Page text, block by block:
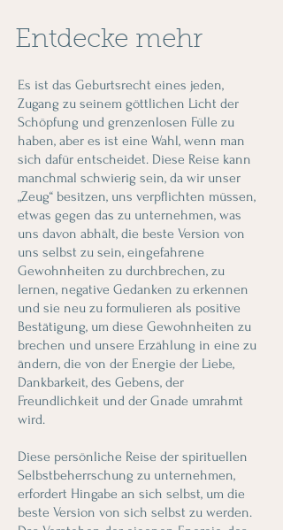
schwimmen, spazieren zu gehen, zu reisen,
und die Vielfalt der Menschheit zu lernen.
Entdecke mehr
Es ist das Geburtsrecht eines jeden,
Zugang zu seinem göttlichen Licht der
Schöpfung und grenzenlosen Fülle zu
haben, aber es ist eine Wahl, wenn man
sich dafür entscheidet. Diese Reise kann
manchmal schwierig sein, da wir unser
„Zeug“ besitzen, uns verpflichten müssen,
etwas gegen das zu unternehmen, was
uns davon abhält, die beste Version von
uns selbst zu sein, eingefahrene
Gewohnheiten zu durchbrechen, zu
lernen, negative Gedanken zu erkennen
und sie neu zu formulieren als positive
Bestätigung, um diese Gewohnheiten zu
brechen und unsere Erzählung in eine zu
ändern, die von der Energie der Liebe,
Dankbarkeit, des Gebens, der
Freundlichkeit und der Gnade umrahmt
wird.
Diese persönliche Reise der spirituellen
Selbstbeherrschung zu unternehmen,
erfordert Hingabe an sich selbst, um die
beste Version von sich selbst zu werden.